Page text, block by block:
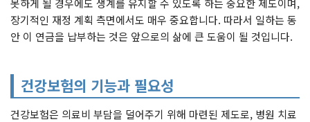
못하게 될 경우에도 생계를 유지할 수 있도록 하는 중요한 제도이며,
장기적인 재정 계획 측면에서도 매우 중요합니다. 따라서 일하는 동
안 이 연금을 납부하는 것은 앞으로의 삶에 큰 도움이 될 것입니다.
건강보험의 기능과 필요성
건강보험은 의료비 부담을 덜어주기 위해 마련된 제도로, 병원 치료